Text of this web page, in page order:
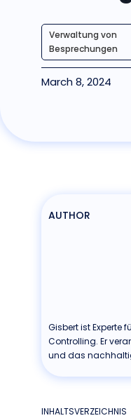
Verwaltung von
Besprechungen
March 8, 2024
AUTHOR
Gisbert ist Experte
Controlling. Er
und das
INHALTSVERZEICHNIS